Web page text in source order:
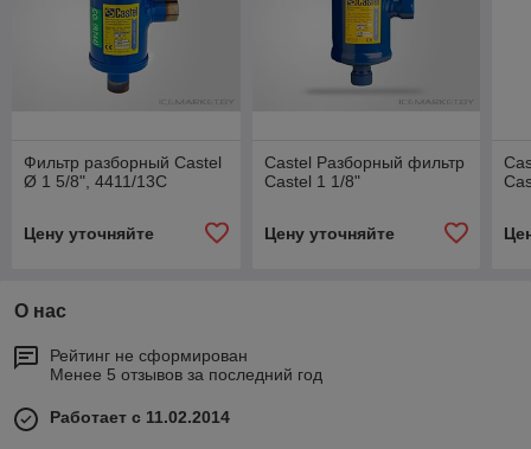
Фильтр разборный Castel
Ø 1 5/8", 4411/13C
Цену уточняйте
Castel Разборный фильтр
Castel 1 1/8"
Цену уточняйте
О нас
Рейтинг не сформирован
Менее 5 отзывов за последний год
Работает с 11.02.2014